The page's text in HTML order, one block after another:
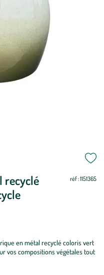
recyclé
réf : 1151365
en métal recyclé coloris vert
vos compositions végétales tout